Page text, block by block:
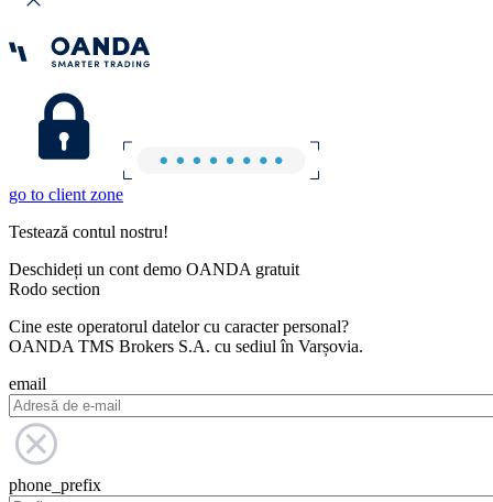
go to client zone
Testează contul nostru!
Deschideți un cont demo OANDA gratuit
Rodo section
Cine este operatorul datelor cu caracter personal?
OANDA TMS Brokers S.A. cu sediul în Varșovia.
email
phone_prefix